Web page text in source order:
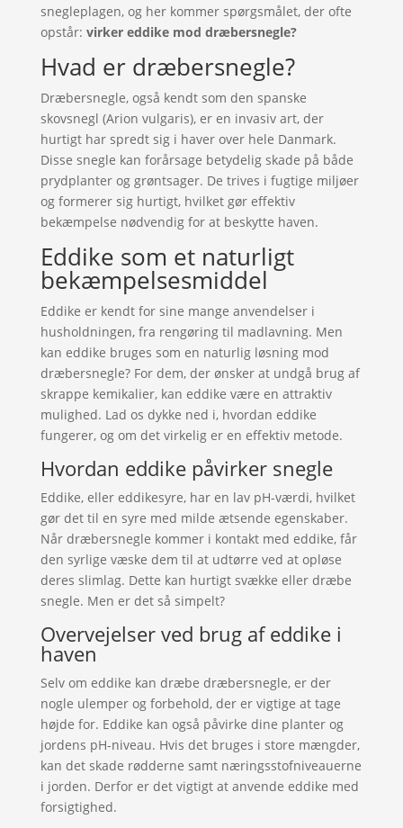
snegleplagen, og her kommer spørgsmålet, der ofte
opstår: virker eddike mod dræbersnegle?
Hvad er dræbersnegle?
Dræbersnegle, også kendt som den spanske
skovsnegl (Arion vulgaris), er en invasiv art, der
hurtigt har spredt sig i haver over hele Danmark.
Disse snegle kan forårsage betydelig skade på både
prydplanter og grøntsager. De trives i fugtige miljøer
og formerer sig hurtigt, hvilket gør effektiv
bekæmpelse nødvendig for at beskytte haven.
Eddike som et naturligt
bekæmpelsesmiddel
Eddike er kendt for sine mange anvendelser i
husholdningen, fra rengøring til madlavning. Men
kan eddike bruges som en naturlig løsning mod
dræbersnegle? For dem, der ønsker at undgå brug af
skrappe kemikalier, kan eddike være en attraktiv
mulighed. Lad os dykke ned i, hvordan eddike
fungerer, og om det virkelig er en effektiv metode.
Hvordan eddike påvirker snegle
Eddike, eller eddikesyre, har en lav pH-værdi, hvilket
gør det til en syre med milde ætsende egenskaber.
Når dræbersnegle kommer i kontakt med eddike, får
den syrlige væske dem til at udtørre ved at opløse
deres slimlag. Dette kan hurtigt svække eller dræbe
snegle. Men er det så simpelt?
Overvejelser ved brug af eddike i
haven
Selv om eddike kan dræbe dræbersnegle, er der
nogle ulemper og forbehold, der er vigtige at tage
højde for. Eddike kan også påvirke dine planter og
jordens pH-niveau. Hvis det bruges i store mængder,
kan det skade rødderne samt næringsstofniveauerne
i jorden. Derfor er det vigtigt at anvende eddike med
forsigtighed.